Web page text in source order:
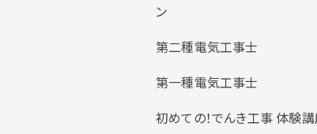
ン
第二種電気工事士
第一種電気工事士
初めての！でんき工事 体験